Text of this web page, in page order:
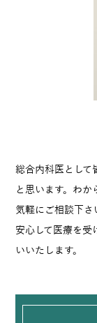
総合内科医として
と思います。わか
気軽にご相談下さ
安心して医療を受
いいたします。